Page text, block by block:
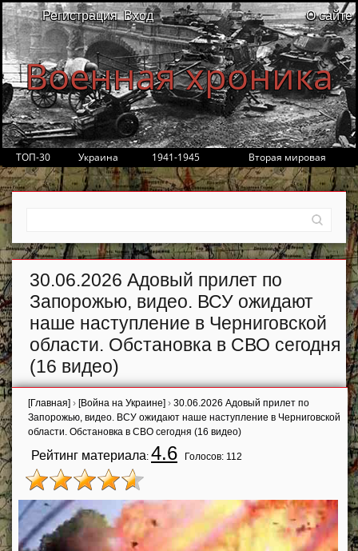
Регистрация Вход О сайте
Военная хроника
ТОП-30 Украина 1941-1945 Вторая мировая
30.06.2026 Адовый прилет по
Запорожью, видео. ВСУ ожидают
наше наступление в Черниговской
области. Обстановка в СВО сегодня
(16 видео)
[Главная] › [Война на Украине] › 30.06.2026 Адовый прилет по
Запорожью, видео. ВСУ ожидают наше наступление в Черниговской
области. Обстановка в СВО сегодня (16 видео)
Рейтинг материала: 4.6 Голосов: 112